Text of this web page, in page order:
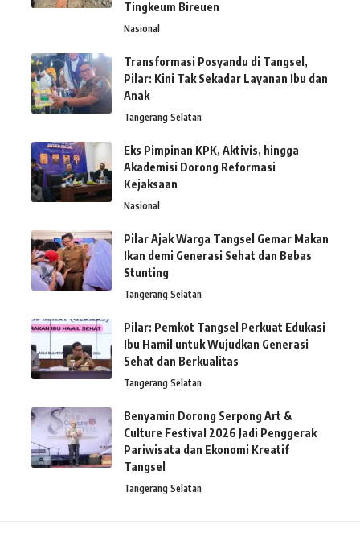
Tingkeum Bireuen
Nasional
Transformasi Posyandu di Tangsel,
Pilar: Kini Tak Sekadar Layanan Ibu dan
Anak
Tangerang Selatan
Eks Pimpinan KPK, Aktivis, hingga
Akademisi Dorong Reformasi
Kejaksaan
Nasional
Pilar Ajak Warga Tangsel Gemar Makan
Ikan demi Generasi Sehat dan Bebas
Stunting
Tangerang Selatan
Pilar: Pemkot Tangsel Perkuat Edukasi
Ibu Hamil untuk Wujudkan Generasi
Sehat dan Berkualitas
Tangerang Selatan
Benyamin Dorong Serpong Art &
Culture Festival 2026 Jadi Penggerak
Pariwisata dan Ekonomi Kreatif
Tangsel
Tangerang Selatan